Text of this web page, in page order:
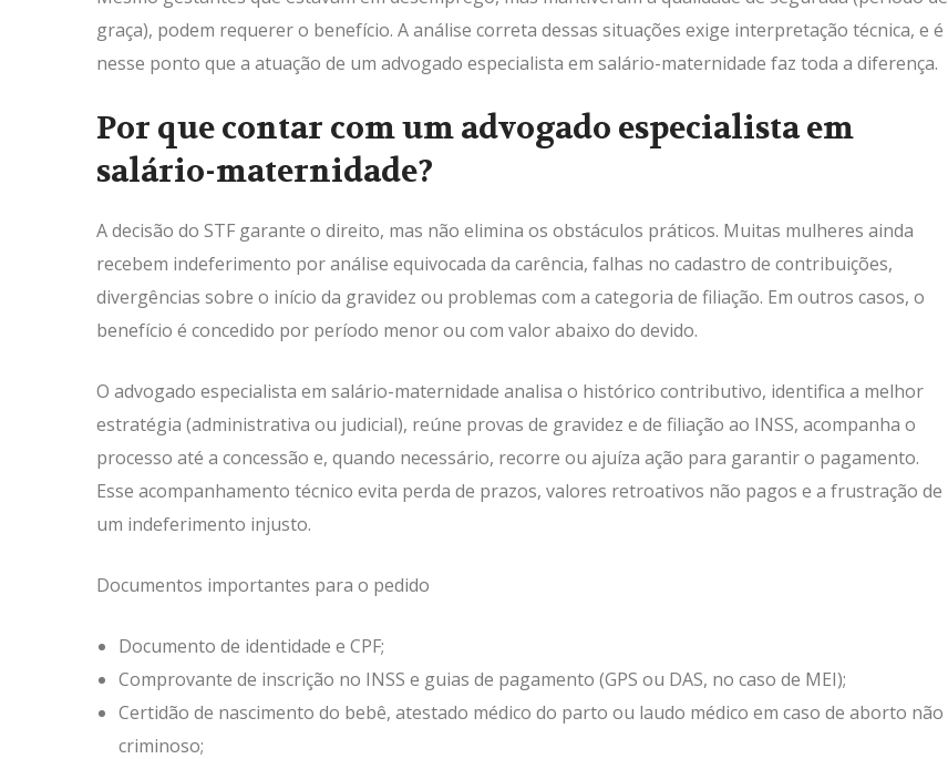
graça), podem requerer o benefício. A análise correta dessas situações exige interpretação técnica, e é
nesse ponto que a atuação de um advogado especialista em salário-maternidade faz toda a diferença.
Por que contar com um advogado especialista em
salário-maternidade?
A decisão do STF garante o direito, mas não elimina os obstáculos práticos. Muitas mulheres ainda
recebem indeferimento por análise equivocada da carência, falhas no cadastro de contribuições,
divergências sobre o início da gravidez ou problemas com a categoria de filiação. Em outros casos, o
benefício é concedido por período menor ou com valor abaixo do devido.
O advogado especialista em salário-maternidade analisa o histórico contributivo, identifica a melhor
estratégia (administrativa ou judicial), reúne provas de gravidez e de filiação ao INSS, acompanha o
processo até a concessão e, quando necessário, recorre ou ajuíza ação para garantir o pagamento.
Esse acompanhamento técnico evita perda de prazos, valores retroativos não pagos e a frustração de
um indeferimento injusto.
Documentos importantes para o pedido
Documento de identidade e CPF;
Comprovante de inscrição no INSS e guias de pagamento (GPS ou DAS, no caso de MEI);
Certidão de nascimento do bebê, atestado médico do parto ou laudo médico em caso de aborto não
criminoso;